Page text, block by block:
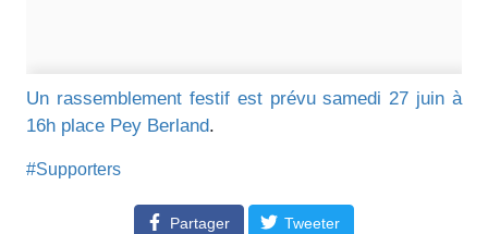
Un rassemblement festif est prévu samedi 27 juin à
16h place Pey Berland.
#Supporters
Partager Tweeter